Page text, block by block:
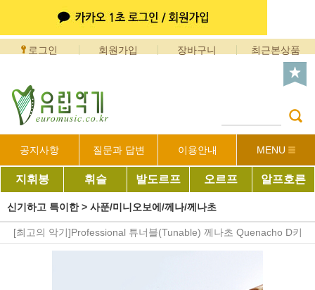
로그인 회원가입 장바구니 최근본상품
공지사항 질문과 답변 이용안내 MENU
지휘봉 휘슬 발도르프 오르프 알프호른
신기하고 특이한> 사푼/미니오보에/께나/께나초
[최고의 악기]Professional 튜너블(Tunable) 께나초 Quenacho D키